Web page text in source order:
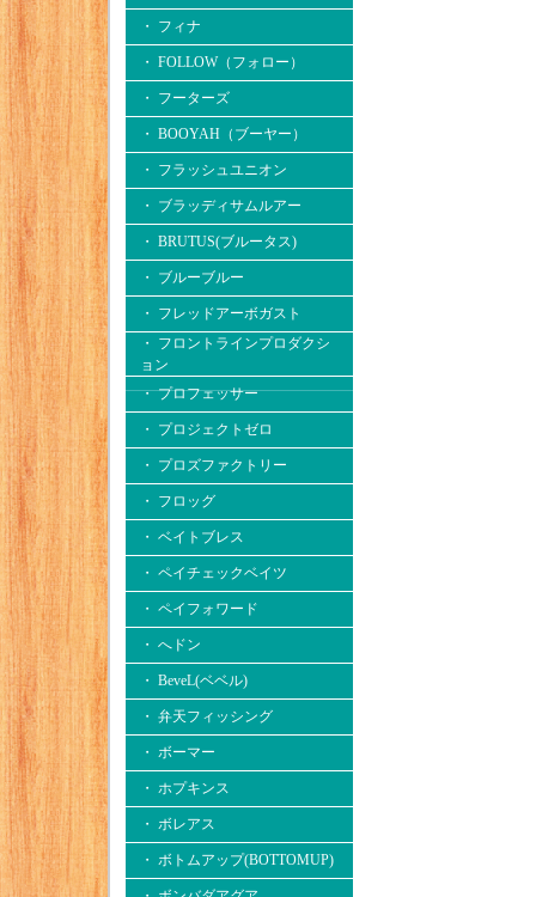
・ フィナ
・ FOLLOW（フォロー）
・ フーターズ
・ BOOYAH（ブーヤー）
・ フラッシュユニオン
・ ブラッディサムルアー
・ BRUTUS(ブルータス)
・ ブルーブルー
・ フレッドアーボガスト
・ フロントラインプロダクシ
ョン
・ プロフェッサー
・ プロジェクトゼロ
・ プロズファクトリー
・ フロッグ
・ ベイトブレス
・ ペイチェックベイツ
・ ペイフォワード
・ へドン
・ BeveL(ベベル)
・ 弁天フィッシング
・ ボーマー
・ ホプキンス
・ ボレアス
・ ボトムアップ(BOTTOMUP)